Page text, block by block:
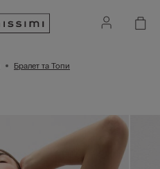
Бралет та Топи